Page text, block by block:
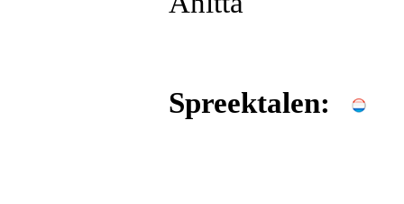
Spreektalen: